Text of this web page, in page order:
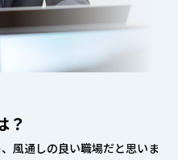
？
風通しの良い職場だと思いま